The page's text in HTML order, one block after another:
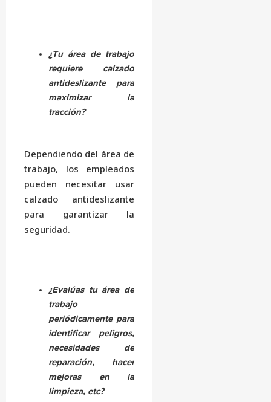
¿Tu área de trabajo
requiere calzado
antideslizante para
maximizar la
tracción?
Dependiendo del área de
trabajo, los empleados
pueden necesitar usar
calzado antideslizante
para garantizar la
seguridad.
¿Evalúas tu área de
trabajo
periódicamente para
identificar peligros,
necesidades de
reparación, hacer
mejoras en la
limpieza, etc?